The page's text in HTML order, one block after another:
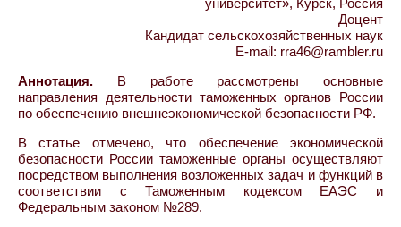
Доцент
Кандидат сельскохозяйственных наук
E-mail: rra46@rambler.ru
Аннотация. В работе рассмотрены основные
направления деятельности таможенных органов России
по обеспечению внешнеэкономической безопасности РФ.
В статье отмечено, что обеспечение экономической
безопасности России таможенные органы осуществляют
посредством выполнения возложенных задач и функций в
соответствии с Таможенным кодексом ЕАЭС и
Федеральным законом №289.